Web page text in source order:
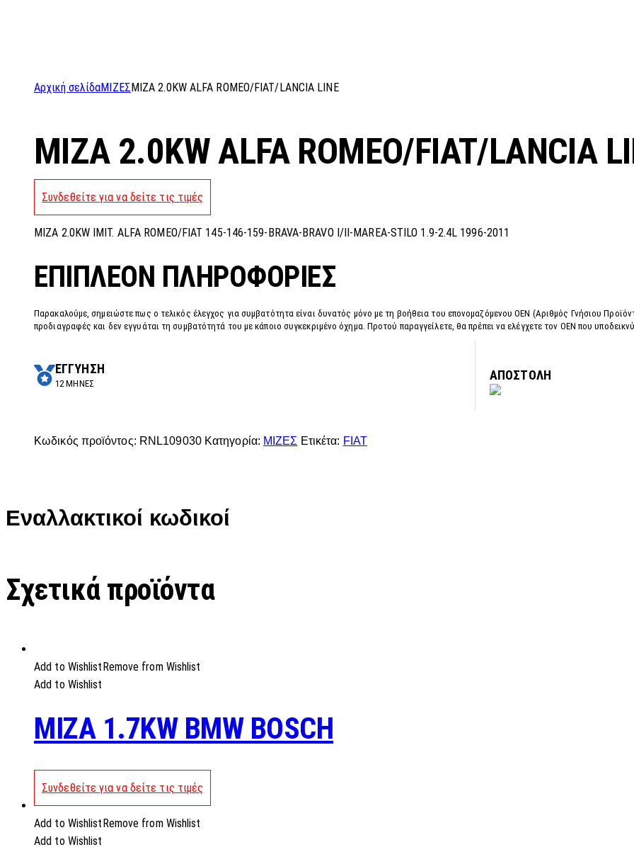
Αρχική σελίδαΜΙΖΕΣMIZA 2.0KW ALFA ROMEO/FIAT/LANCIA LINE
MIZA 2.0KW ALFA ROMEO/FIAT/LANCIA
Συνδεθείτε για να δείτε τις τιμές
MIZA 2.0KW IMIT. ALFA ROMEO/FIAT 145-146-159-BRAVA-BRAVO I/II-MAREA-STILO 1.9-2.4L 1996-2011
ΕΠΙΠΛΈΟΝ ΠΛΗΡΟΦΟΡΊΕΣ
Παρακαλούμε, σημειώστε πως ο τελικός έλεγχος για συμβατότητα είναι δυνατός μόνο με τη βοήθεια του επονομαζόμενου OEN (Αριθμός Γνήσιου
προδιαγραφές και δεν εγγυάται τη συμβατότητά του με κάποιο συγκεκριμένο όχημα. Προτού παραγγείλετε, θα πρέπει να ελέγχετε τον OEN που
ΕΓΓΥΗΣΗ
12 ΜΗΝΕΣ
ΑΠΟΣΤΟΛΗ
Κωδικός προϊόντος: RNL109030 Κατηγορία: ΜΙΖΕΣ Ετικέτα: FIAT
Εναλλακτικοί κωδικοί
Σχετικά προϊόντα
Add to WishlistRemove from Wishlist
Add to Wishlist
MIZA 1.7KW BMW BOSCH
Συνδεθείτε για να δείτε τις τιμές
Add to WishlistRemove from Wishlist
Add to Wishlist